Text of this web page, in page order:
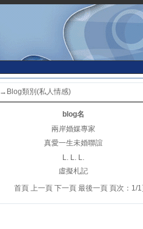
→Blog類別(私人情感)
blog名
兩岸婚媒專家
真愛一生未婚聯誼
L. L. L.
虛擬札記
首頁 上一頁 下一頁 最後一頁 頁次：1/1